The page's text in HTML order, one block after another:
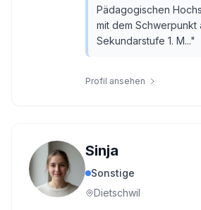
Pädagogischen
mit dem Schwerpunkt
Sekundarstufe 1. M..."
Profil ansehen
Sinja
Sonstige
Dietschwil